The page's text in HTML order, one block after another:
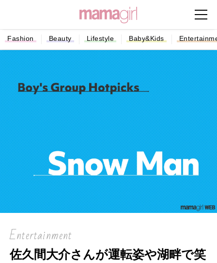
Fashion Beauty Lifestyle Baby&Kids
Entertainment
佐久間大介さんが運転姿や湖畔で笑